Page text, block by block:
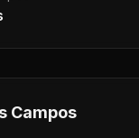
Campos